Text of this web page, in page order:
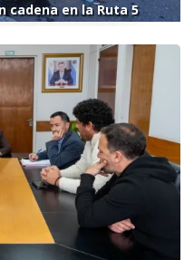
cadena en la Ruta 5